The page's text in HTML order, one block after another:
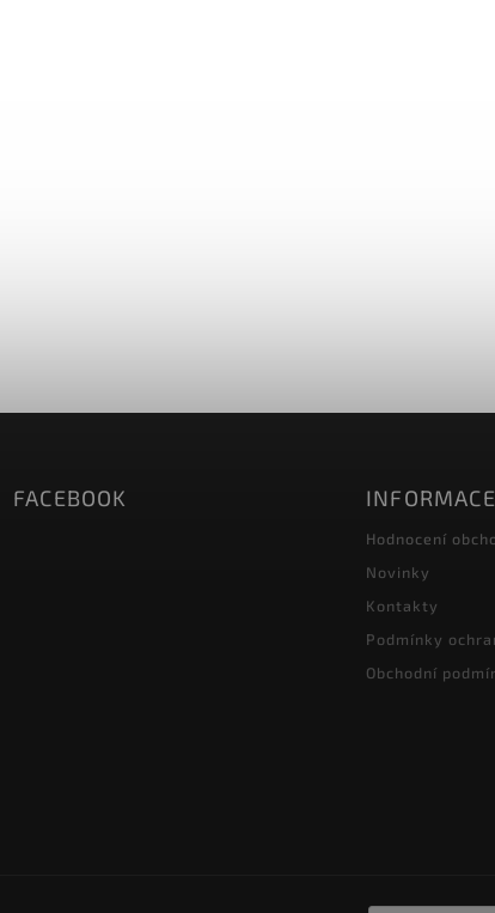
FACEBOOK
Hodnocení
Novinky
Kontakty
Podmínky
Obchodní